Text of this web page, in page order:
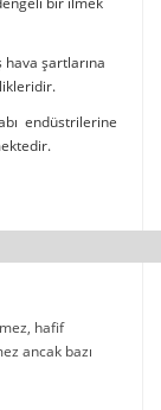
şartlarına
endüstrilerine
hafif
ancak bazı